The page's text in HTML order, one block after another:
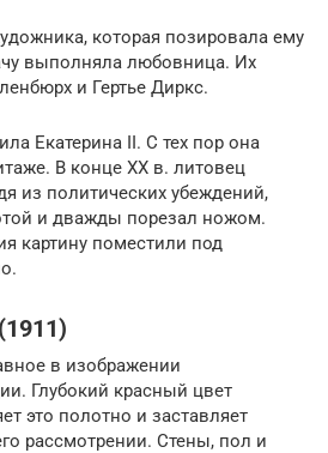
которая позировала ему
выполняла любовница. Их
и Гертье Диркс.
Екатерина II. С тех пор она
В конце XX в. литовец
из политических убеждений,
и дважды порезал ножом.
картину поместили под
в изображении
Глубокий красный цвет
это полотно и заставляет
рассмотрении. Стены, пол и